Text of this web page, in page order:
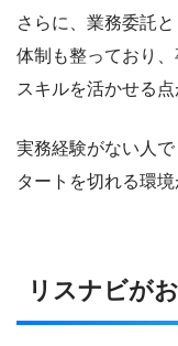
さらに、業務委託
体制も整っており
スキルを活かせる
実務経験がない人
タートを切れる環境
リスナビが